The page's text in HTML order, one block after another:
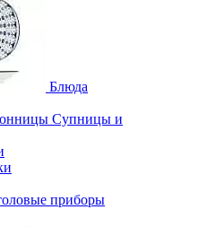
Блюда
Супницы и
приборы